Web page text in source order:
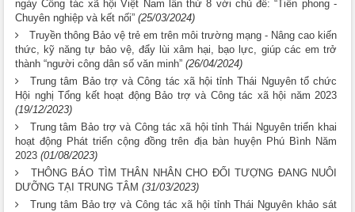
ngày Công tác xã hội Việt Nam lần thứ 8 với chủ đề: “Tiên phong -
Chuyên nghiệp và kết nối” (25/03/2024)
Truyền thông Bảo vệ trẻ em trên môi trường mạng - Nâng cao kiến
thức, kỹ năng tự bảo vệ, đẩy lùi xâm hại, bạo lực, giúp các em trở
thành “người công dân số văn minh” (26/04/2024)
Trung tâm Bảo trợ và Công tác xã hội tỉnh Thái Nguyên tổ chức
Hội nghị Tổng kết hoạt động Bảo trợ và Công tác xã hội năm 2023
(19/12/2023)
Trung tâm Bảo trợ và Công tác xã hội tỉnh Thái Nguyên triển khai
hoạt động Phát triển cộng đồng trên địa bàn huyện Phú Bình Năm
2023 (01/08/2023)
THÔNG BÁO TÌM THÂN NHÂN CHO ĐỐI TƯỢNG ĐANG NUÔI
DƯỠNG TẠI TRUNG TÂM (31/03/2023)
Trung tâm Bảo trợ và Công tác xã hội tỉnh Thái Nguyên khảo sát